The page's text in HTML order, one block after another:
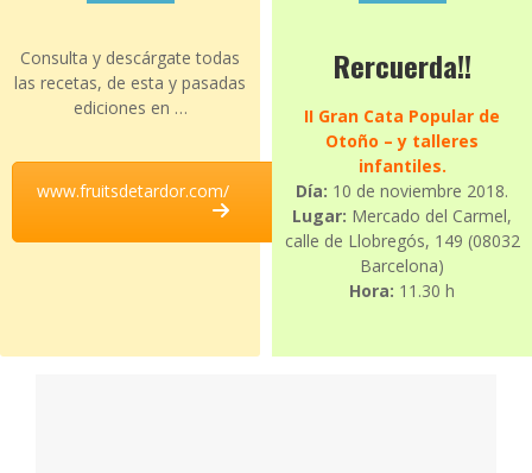
Consulta y descárgate todas
las recetas, de esta y pasadas
ediciones en …
www.fruitsdetardor.com/
Rercuerda!!
II Gran Cata Popular de
Otoño – y talleres
infantiles.
Día: 10 de noviembre 2018.
Lugar: Mercado del Carmel,
calle de Llobregós, 149 (08032
Barcelona)
Hora: 11.30 h